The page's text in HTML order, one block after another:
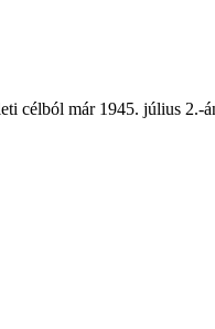
célból már 1945. július 2.-